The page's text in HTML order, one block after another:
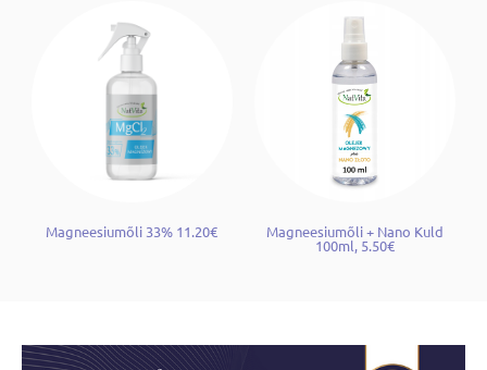
Magneesiumõli 33% 11.20€ Magneesiumõli + Nano Kuld
100ml, 5.50€